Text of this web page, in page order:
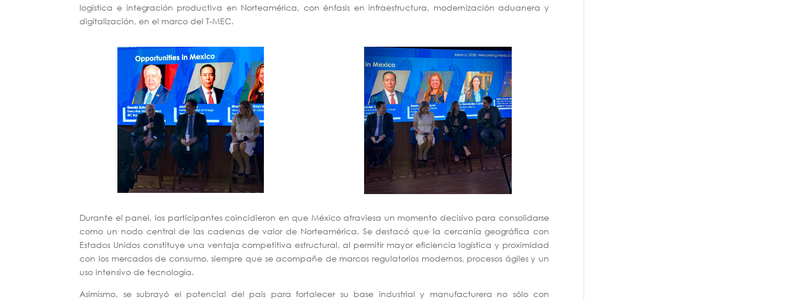
logística e integración productiva en Norteamérica, con énfasis en infraestructura, modernización aduanera y
digitalización, en el marco del T-MEC.
Durante el panel, los participantes coincidieron en que México atraviesa un momento decisivo para consolidarse
como un nodo central de las cadenas de valor de Norteamérica. Se destacó que la cercanía geográfica con
Estados Unidos constituye una ventaja competitiva estructural, al permitir mayor eficiencia logística y proximidad
con los mercados de consumo, siempre que se acompañe de marcos regulatorios modernos, procesos ágiles y un
uso intensivo de tecnología.
Asimismo, se subrayó el potencial del país para fortalecer su base industrial y manufacturera no sólo con